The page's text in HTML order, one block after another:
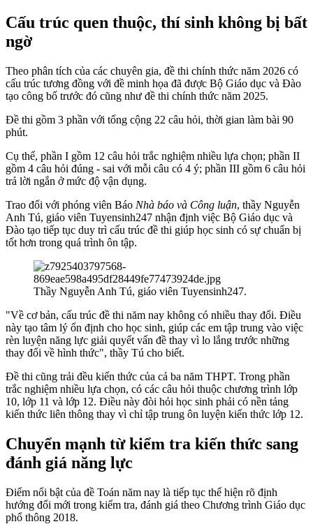
Cấu trúc quen thuộc, thí sinh không bị bất
ngờ
Theo phân tích của các chuyên gia, đề thi chính thức năm 2026 có
cấu trúc tương đồng với đề minh họa đã được Bộ Giáo dục và Đào
tạo công bố trước đó cũng như đề thi chính thức năm 2025.
Đề thi gồm 3 phần với tổng cộng 22 câu hỏi, thời gian làm bài 90
phút.
Cụ thể, phần I gồm 12 câu hỏi trắc nghiệm nhiều lựa chọn; phần II
gồm 4 câu hỏi đúng - sai với mỗi câu có 4 ý; phần III gồm 6 câu hỏi
trả lời ngắn ở mức độ vận dụng.
Trao đổi với phóng viên Báo Nhà báo và Công luận, thầy Nguyễn
Anh Tú, giáo viên Tuyensinh247 nhận định việc Bộ Giáo dục và
Đào tạo tiếp tục duy trì cấu trúc đề thi giúp học sinh có sự chuẩn bị
tốt hơn trong quá trình ôn tập.
Thầy Nguyễn Anh Tú, giáo viên Tuyensinh247.
"Về cơ bản, cấu trúc đề thi năm nay không có nhiều thay đổi. Điều
này tạo tâm lý ổn định cho học sinh, giúp các em tập trung vào việc
rèn luyện năng lực giải quyết vấn đề thay vì lo lắng trước những
thay đổi về hình thức", thầy Tú cho biết.
Đề thi cũng trải đều kiến thức của cả ba năm THPT. Trong phần
trắc nghiệm nhiều lựa chọn, có các câu hỏi thuộc chương trình lớp
10, lớp 11 và lớp 12. Điều này đòi hỏi học sinh phải có nền tảng
kiến thức liên thông thay vì chỉ tập trung ôn luyện kiến thức lớp 12.
Chuyển mạnh từ kiểm tra kiến thức sang
đánh giá năng lực
Điểm nổi bật của đề Toán năm nay là tiếp tục thể hiện rõ định
hướng đổi mới trong kiểm tra, đánh giá theo Chương trình Giáo dục
phổ thông 2018.